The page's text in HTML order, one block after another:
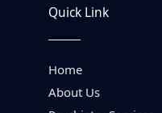
Quick Link
Home
About Us